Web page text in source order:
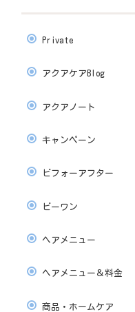
Private
アクアケアBlog
アクアノート
キャンペーン
ビフォーアフター
ビーワン
ヘアメニュー
ヘアメニュー＆料金
商品・ホームケア